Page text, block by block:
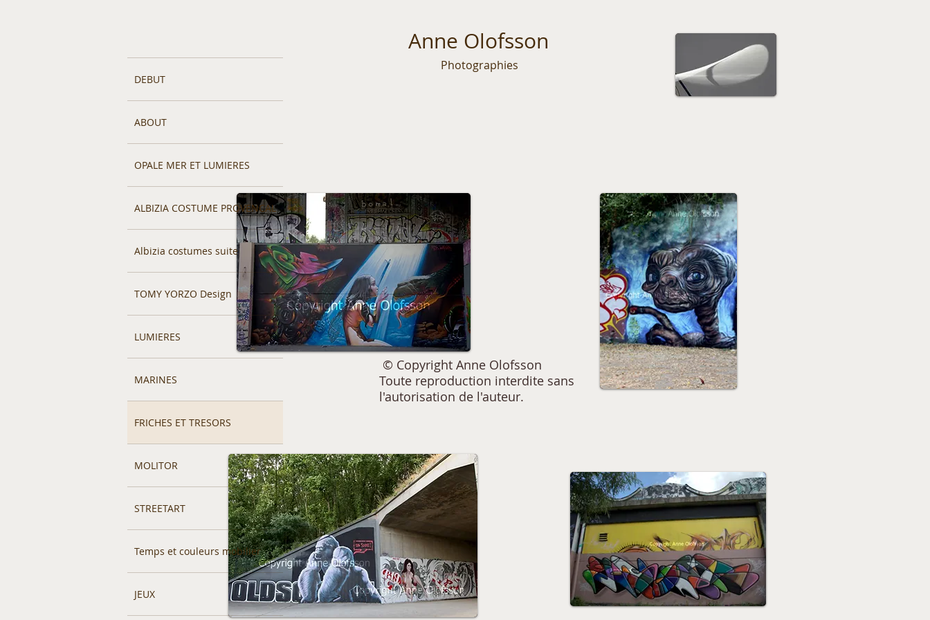
DEBUT
ABOUT
OPALE MER ET LUMIERES
ALBIZIA COSTUME PROVENCAL
Albizia costumes suite
TOMY YORZO Design
LUMIERES
MARINES
FRICHES ET TRESORS
MOLITOR
STREETART
Temps et couleurs mobilier
JEUX
© Copyright Anne Olofsson
Toute reproduction interdite sans
l'autorisation de l'auteur.
Anne Olofsson
Photographies